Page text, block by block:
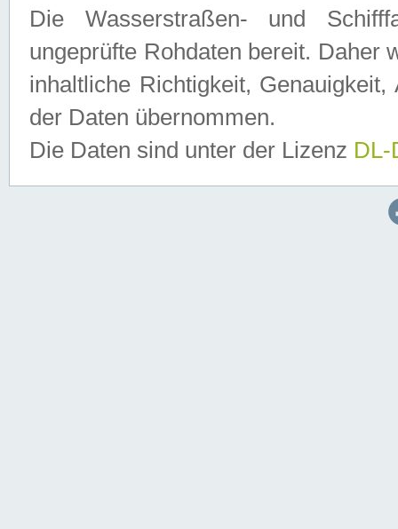
Die Wasserstraßen- und
ungeprüfte Rohdaten bereit. Daher
inhaltliche Richtigkeit,
der Daten übernommen.
Die Daten sind unter der Lizenz